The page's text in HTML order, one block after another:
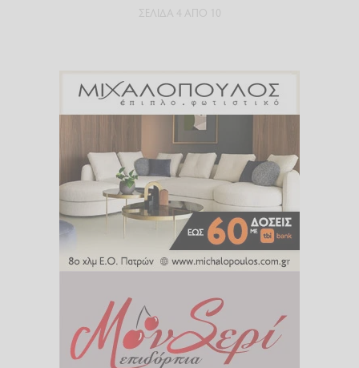
ΣΕΛΊΔΑ 4 ΑΠΌ 10